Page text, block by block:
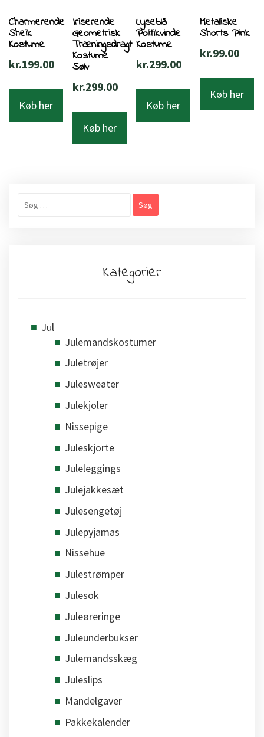
Charmerende
Sheik
Kostume
kr.199.00
Køb her
Iriserende
Geometrisk
Træningsdragt
Kostume
Sølv
kr.299.00
Køb her
Lyseblå
Politikvinde
Kostume
kr.299.00
Køb her
Metalliske
Shorts Pink
kr.99.00
Køb her
efter:
Kategorier
Jul
Julemandskostumer
Juletrøjer
Julesweater
Julekjoler
Nissepige
Juleskjorte
Juleleggings
Julejakkesæt
Julesengetøj
Julepyjamas
Nissehue
Julestrømper
Julesok
Juleøreringe
Juleunderbukser
Julemandsskæg
Juleslips
Mandelgaver
Pakkekalender